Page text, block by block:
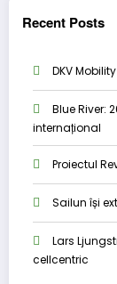
Recent Posts
DKV
Blue River:
internațional
Proiectul
Sailun își
Lars
cellcentric